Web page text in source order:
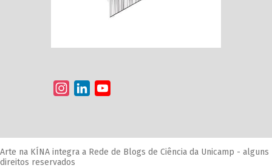
InstagramLinkedIn
Arte na KÍNA integra a Rede de Blogs de Ciência da Unicamp - alguns
direitos reservados